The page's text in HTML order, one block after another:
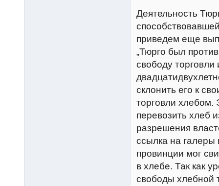
Деятельность
приведем еще
„Тюрго был
свободу
склонить его к
торговли хлебом.
перевозить хлеб
разрешения
ссылка на галеры
провинции мог
в хлебе. Так как
свободы хлебной